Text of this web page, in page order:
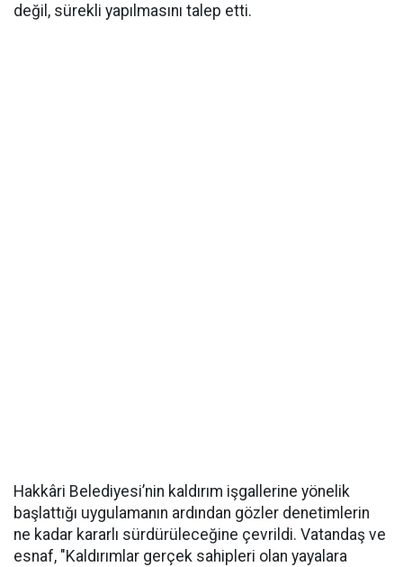
değil, sürekli yapılmasını talep etti.
Hakkâri Belediyesi’nin kaldırım işgallerine yönelik
başlattığı uygulamanın ardından gözler denetimlerin
ne kadar kararlı sürdürüleceğine çevrildi. Vatandaş ve
esnaf, "Kaldırımlar gerçek sahipleri olan yayalara